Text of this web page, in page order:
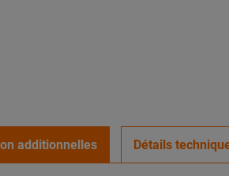
additionnelles Détails